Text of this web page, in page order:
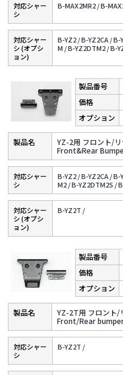
対応シャー
シ
B-MAX2MR2 /B-
対応シャー
シ (オプシ
ョン)
B-YZ2 /B-YZ2CA /B-
M /B-YZ2DTM2 /B-
YZ-2用 フロント/
Front&Rear
対応シャー
シ
B-YZ2 /B-YZ2CA /B-
M2 /B-YZ2DTM2S /
対応シャー
シ (オプシ
ョン)
B-YZ2T /
YZ-2T用 フロント/
Front/Rear
対応シャー
シ
B-YZ2T /